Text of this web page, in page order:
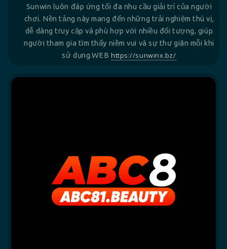
Sunwin luôn đáp ứng tối đa nhu cầu giải trí của người
chơi. Nền tảng này mang đến những trải nghiệm thú vị,
dễ dàng truy cập và phù hợp với nhiều đối tượng, giúp
người tham gia tìm thấy niềm vui và sự thư giãn mỗi khi
sử dụng.WEBhttps://sunwinx.bz/